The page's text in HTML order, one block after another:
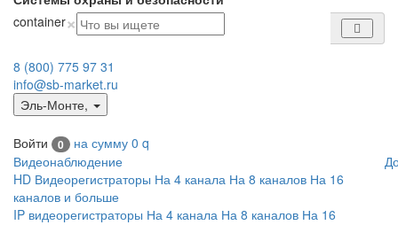
container×
8 (800) 775 97 31
info@sb-market.ru
Эль-Монте,
Войти 0 на сумму 0 q
Видеонаблюдение
HD Видеорегистраторы На 4 канала На 8 каналов На 16
каналов и больше
IP видеорегистраторы На 4 канала На 8 каналов На 16